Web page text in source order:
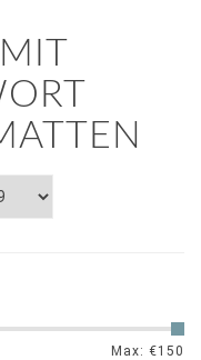
Max: €150